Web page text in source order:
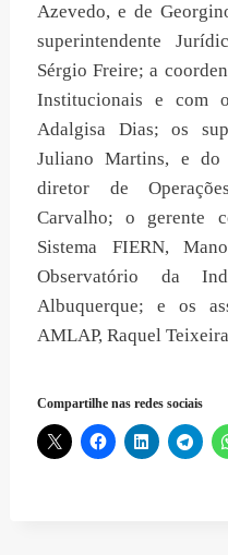
Azevedo, e de
superintendente
Sérgio Freire; a
Institucionais e com
Adalgisa Dias; os
Juliano Martins, e do
diretor de
Carvalho; o gerente
Sistema FIERN,
Observatório da
Albuquerque; e os
AMLAP, Raquel
Compartilhe nas redes sociais